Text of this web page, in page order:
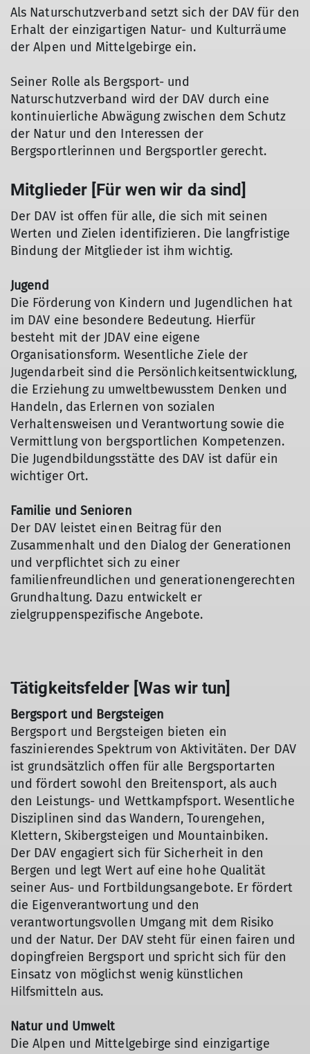
Als Naturschutzverband setzt sich der DAV für den
Erhalt der einzigartigen Natur- und Kulturräume
der Alpen und Mittelgebirge ein.
Seiner Rolle als Bergsport- und
Naturschutzverband wird der DAV durch eine
kontinuierliche Abwägung zwischen dem Schutz
der Natur und den Interessen der
Bergsportlerinnen und Bergsportler gerecht.
Mitglieder [Für wen wir da sind]
Der DAV ist offen für alle, die sich mit seinen
Werten und Zielen identifizieren. Die langfristige
Bindung der Mitglieder ist ihm wichtig.
Jugend
Die Förderung von Kindern und Jugendlichen hat
im DAV eine besondere Bedeutung. Hierfür
besteht mit der JDAV eine eigene
Organisationsform. Wesentliche Ziele der
Jugendarbeit sind die Persönlichkeitsentwicklung,
die Erziehung zu umweltbewusstem Denken und
Handeln, das Erlernen von sozialen
Verhaltensweisen und Verantwortung sowie die
Vermittlung von bergsportlichen Kompetenzen.
Die Jugendbildungsstätte des DAV ist dafür ein
wichtiger Ort.
Familie und Senioren
Der DAV leistet einen Beitrag für den
Zusammenhalt und den Dialog der Generationen
und verpflichtet sich zu einer
familienfreundlichen und generationengerechten
Grundhaltung. Dazu entwickelt er
zielgruppenspezifische Angebote.
Tätigkeitsfelder [Was wir tun]
Bergsport und Bergsteigen
Bergsport und Bergsteigen bieten ein
faszinierendes Spektrum von Aktivitäten. Der DAV
ist grundsätzlich offen für alle Bergsportarten
und fördert sowohl den Breitensport, als auch
den Leistungs- und Wettkampfsport. Wesentliche
Disziplinen sind das Wandern, Tourengehen,
Klettern, Skibergsteigen und Mountainbiken.
Der DAV engagiert sich für Sicherheit in den
Bergen und legt Wert auf eine hohe Qualität
seiner Aus- und Fortbildungsangebote. Er fördert
die Eigenverantwortung und den
verantwortungsvollen Umgang mit dem Risiko
und der Natur. Der DAV steht für einen fairen und
dopingfreien Bergsport und spricht sich für den
Einsatz von möglichst wenig künstlichen
Hilfsmitteln aus.
Natur und Umwelt
Die Alpen und Mittelgebirge sind einzigartige